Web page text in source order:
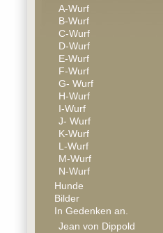
A-Wurf
B-Wurf
C-Wurf
D-Wurf
E-Wurf
F-Wurf
G- Wurf
H-Wurf
I-Wurf
J- Wurf
K-Wurf
L-Wurf
M-Wurf
N-Wurf
Hunde
Bilder
In Gedenken an.
Jean von Dippold